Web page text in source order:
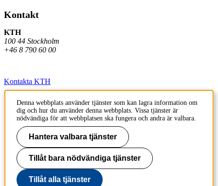
Kontakt
KTH
100 44 Stockholm
+46 8 790 60 00
Kontakta KTH
Jobba på KTH
Press och media
Faktura och betalning KTH
Om KTH:s webbplatser
Tillgänglighetsredogörelse
Denna webbplats använder tjänster som kan lagra information om
dig och hur du använder denna webbplats. Vissa tjänster är
nödvändiga för att webbplatsen ska fungera och andra är valbara.
Hantera valbara tjänster
Tillåt bara nödvändiga tjänster
Tillåt alla tjänster